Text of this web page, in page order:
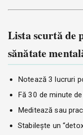
Lista scurtă de
sănătate
Notează 3 lucruri
Fă 30 de minute
Meditează sau
Stabilește un